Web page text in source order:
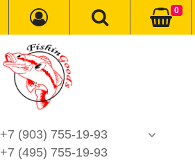
+7 (903) 755-19-93
+7 (495) 755-19-93
0